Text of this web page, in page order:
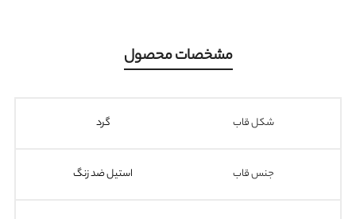
مشخصات محصول
شکل قاب گرد
جنس قاب استیل ضد زنگ